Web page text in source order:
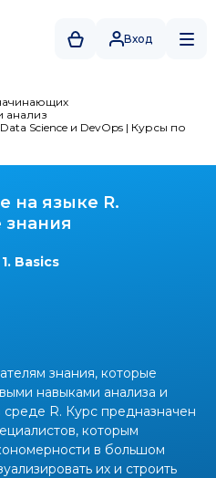
Вход
анализ
Science и DevOps | Курсы по
на языке R.
знания
Basics
знания, которые
навыками анализа и
среде R. Курс предназначен
которым
в большом
их и строить